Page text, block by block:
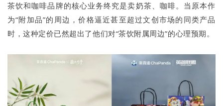
茶饮和咖啡品牌的核心业务终究是卖奶茶、咖啡。当原本作
为“附加品”的周边，价格逼近甚至超过文创市场的同类产品
时，这种定价已然超出了他们对“茶饮附属周边”的心理预期。